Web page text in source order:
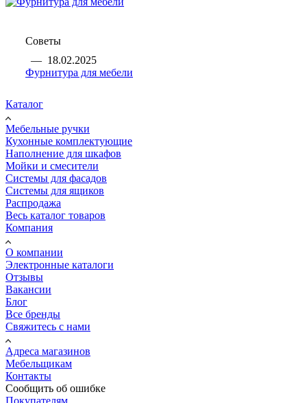
Советы
— 18.02.2025
Фурнитура для мебели
Каталог
Мебельные ручки
Кухонные комплектующие
Наполнение для шкафов
Мойки и смесители
Системы для фасадов
Системы для ящиков
Распродажа
Весь каталог товаров
Компания
О компании
Электронные каталоги
Отзывы
Вакансии
Блог
Все бренды
Свяжитесь с нами
Адреса магазинов
Мебельщикам
Контакты
Сообщить об ошибке